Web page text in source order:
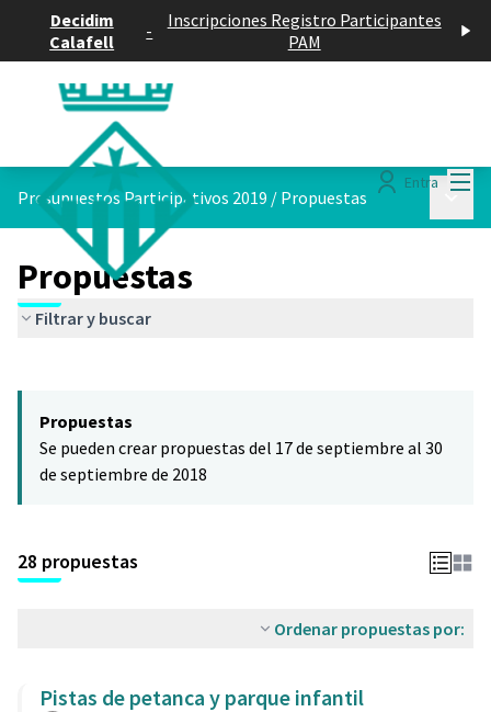
Decidim
Calafell
-
Inscripciones Registro Participantes
PAM
Entra
Presupuestos Participativos 2019 / Propuestas
Propuestas
Filtrar y buscar
−
Propuestas
Se pueden crear propuestas del 17 de septiembre al 30
de septiembre de 2018
28 propuestas
Ordenar propuestas por:
Pistas de petanca y parque infantil